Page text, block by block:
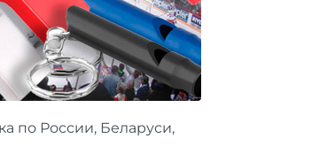
по России, Беларуси,